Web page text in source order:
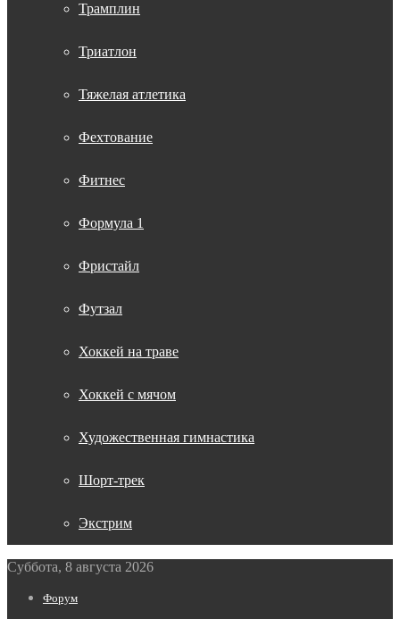
Трамплин
Триатлон
Тяжелая атлетика
Фехтование
Фитнес
Формула 1
Фристайл
Футзал
Хоккей на траве
Хоккей с мячом
Художественная гимнастика
Шорт-трек
Экстрим
Суббота, 8 августа 2026
Форум